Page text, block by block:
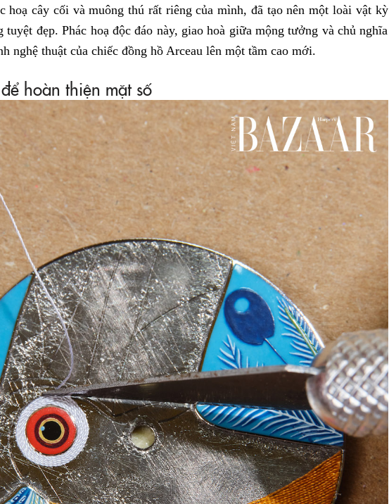
hoạ cây cối và muông thú rất riêng của mình, đã tạo nên một loài vật kỳ
đẹp. Phác hoạ độc đáo này, giao hoà giữa mộng tưởng và chủ nghĩa
nghệ thuật của chiếc đồng hồ Arceau lên một tầm cao mới.
hoàn thiện mặt số